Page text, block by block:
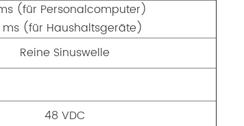
(für Personalcomputer)
ms (für Haushaltsgeräte)
Reine Sinuswelle
48 VDC